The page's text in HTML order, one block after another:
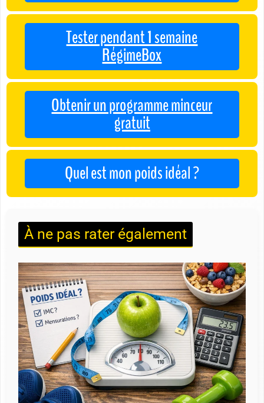
Tester pendant 1 semaine
RégimeBox
Obtenir un programme minceur
gratuit
Quel est mon poids idéal ?
À ne pas rater également